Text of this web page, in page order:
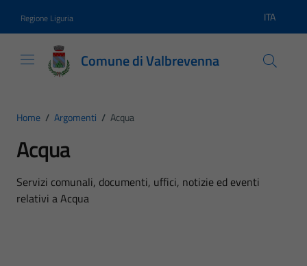
Regione Liguria Lingua
ITA
Comune di Valbrevenna
Home / Argomenti / Acqua
Acqua
Dettagli dell'argomento
Servizi comunali, documenti, uffici, notizie ed eventi
relativi a Acqua